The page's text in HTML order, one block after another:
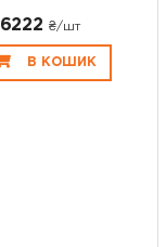
6222 ₴/шт
В КОШИК